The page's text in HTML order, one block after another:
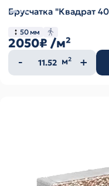
Брусчатка "Квадрат
50 мм
2050₽ /м²
Количество
товара
м²